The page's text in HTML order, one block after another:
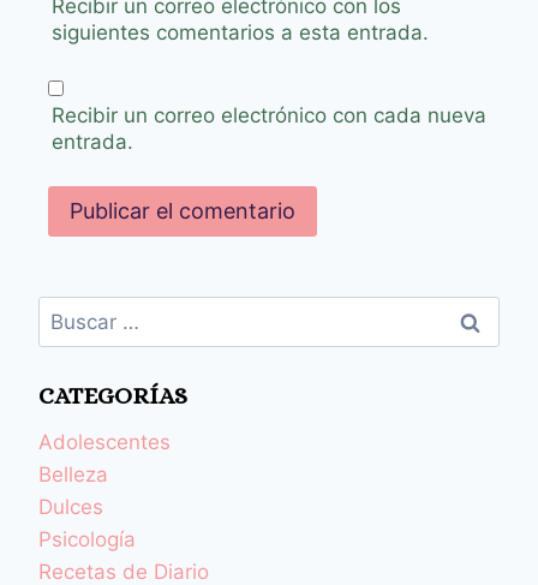
Recibir un correo electrónico con los
siguientes comentarios a esta entrada.
Recibir un correo electrónico con cada nueva
entrada.
CATEGORÍAS
Adolescentes
Belleza
Dulces
Psicología
Recetas de Diario